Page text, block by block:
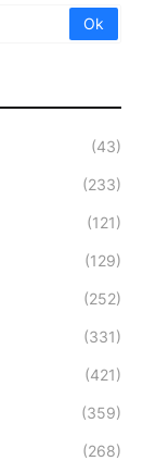
(43)
(233)
(121)
(129)
(252)
(331)
(421)
(359)
(268)